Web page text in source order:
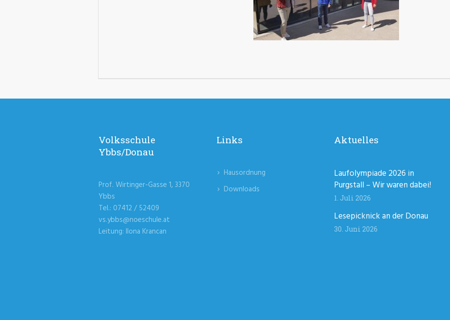
Volksschule
Ybbs/Donau
Prof. Wirtinger-Gasse 1, 3370
Ybbs
Tel.: 07412 / 52409
vs.ybbs@noeschule.at
Leitung: Ilona Krancan
Links
Hausordnung
Downloads
Aktuelles
Laufolympiade 2026 in
Purgstall – Wir waren dabei!
1. Juli 2026
Lesepicknick an der Donau
30. Juni 2026